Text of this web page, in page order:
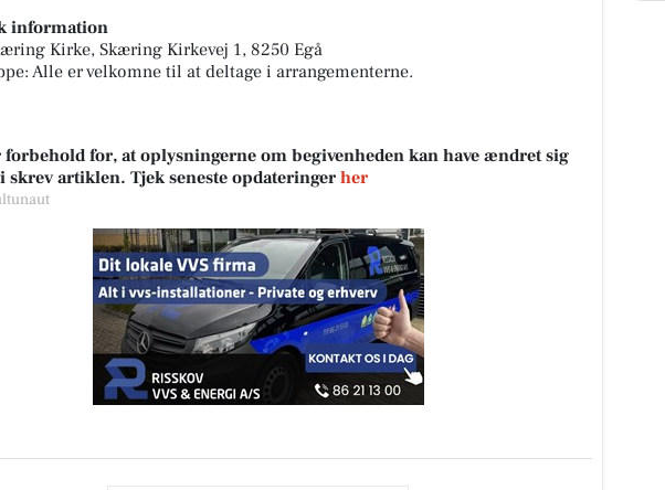
information
Kirke, Skæring Kirkevej 1, 8250 Egå
Alle er velkomne til at deltage i arrangementerne.
forbehold for, at oplysningerne om begivenheden kan have ændret sig
skrev artiklen. Tjek seneste opdateringer her